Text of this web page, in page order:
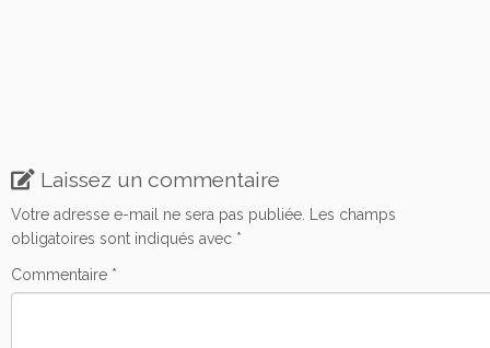
Laissez un commentaire
Votre adresse e-mail ne sera pas publiée. Les champs
obligatoires sont indiqués avec *
Commentaire *